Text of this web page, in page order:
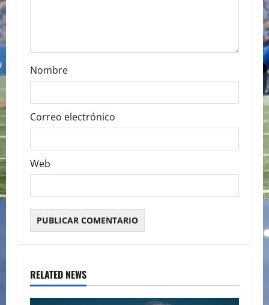
Nombre
Correo electrónico
Web
RELATED NEWS